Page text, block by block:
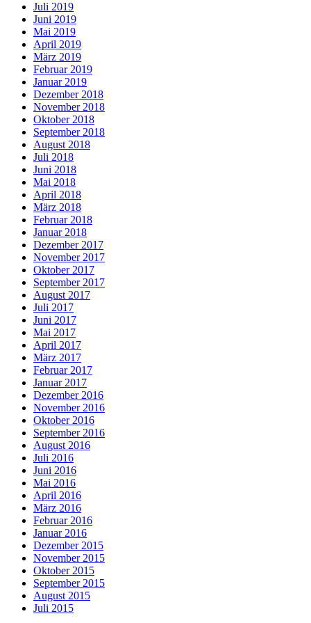
Juli 2019
Juni 2019
Mai 2019
April 2019
März 2019
Februar 2019
Januar 2019
Dezember 2018
November 2018
Oktober 2018
September 2018
August 2018
Juli 2018
Juni 2018
Mai 2018
April 2018
März 2018
Februar 2018
Januar 2018
Dezember 2017
November 2017
Oktober 2017
September 2017
August 2017
Juli 2017
Juni 2017
Mai 2017
April 2017
März 2017
Februar 2017
Januar 2017
Dezember 2016
November 2016
Oktober 2016
September 2016
August 2016
Juli 2016
Juni 2016
Mai 2016
April 2016
März 2016
Februar 2016
Januar 2016
Dezember 2015
November 2015
Oktober 2015
September 2015
August 2015
Juli 2015